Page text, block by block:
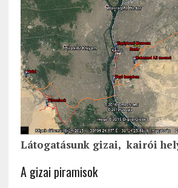
Látogatásunk gizai, kairói
A gizai piramisok